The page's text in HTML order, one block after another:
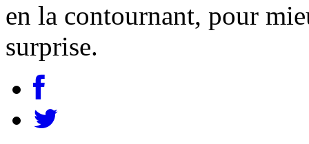
en la contournant, pour
surprise.